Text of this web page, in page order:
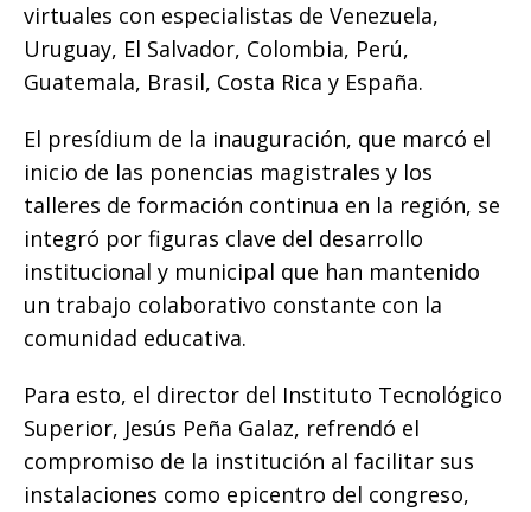
virtuales con especialistas de Venezuela,
Uruguay, El Salvador, Colombia, Perú,
Guatemala, Brasil, Costa Rica y España.
El presídium de la inauguración, que marcó el
inicio de las ponencias magistrales y los
talleres de formación continua en la región, se
integró por figuras clave del desarrollo
institucional y municipal que han mantenido
un trabajo colaborativo constante con la
comunidad educativa.
Para esto, el director del Instituto Tecnológico
Superior, Jesús Peña Galaz, refrendó el
compromiso de la institución al facilitar sus
instalaciones como epicentro del congreso,